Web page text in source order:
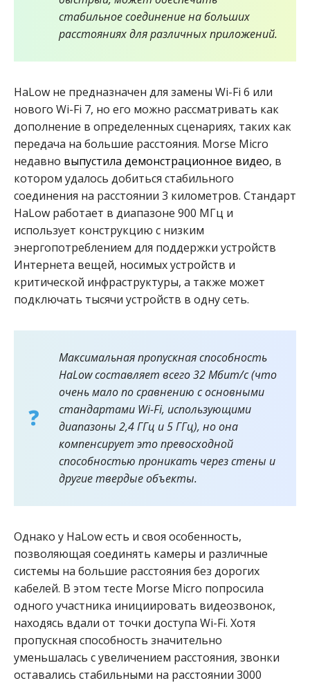
стабильное соединение на больших
расстояниях для различных приложений.
HaLow не предназначен для замены Wi-Fi 6 или
нового Wi-Fi 7, но его можно рассматривать как
дополнение в определенных сценариях, таких как
передача на большие расстояния. Morse Micro
недавно выпустила демонстрационное видео, в
котором удалось добиться стабильного
соединения на расстоянии 3 километров. Стандарт
HaLow работает в диапазоне 900 МГц и
использует конструкцию с низким
энергопотреблением для поддержки устройств
Интернета вещей, носимых устройств и
критической инфраструктуры, а также может
подключать тысячи устройств в одну сеть.
Максимальная пропускная способность
HaLow составляет всего 32 Мбит/с (что
очень мало по сравнению с основными
стандартами Wi-Fi, использующими
диапазоны 2,4 ГГц и 5 ГГц), но она
компенсирует это превосходной
способностью проникать через стены и
другие твердые объекты.
Однако у HaLow есть и своя особенность,
позволяющая соединять камеры и различные
системы на большие расстояния без дорогих
кабелей. В этом тесте Morse Micro попросила
одного участника инициировать видеозвонок,
находясь вдали от точки доступа Wi-Fi. Хотя
пропускная способность значительно
уменьшалась с увеличением расстояния, звонки
оставались стабильными на расстоянии 3000